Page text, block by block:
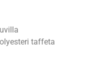
taffeta